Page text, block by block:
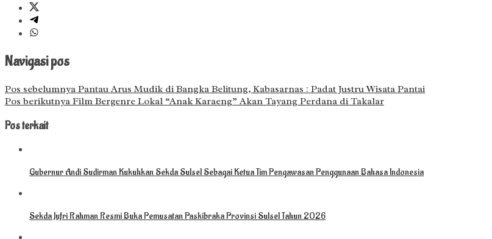
Navigasi pos
Pos sebelumnya Pantau Arus Mudik di Bangka Belitung, Kabasarnas : Padat Justru Wisata Pantai
Pos berikutnya Film Bergenre Lokal “Anak Karaeng” Akan Tayang Perdana di Takalar
Pos terkait
Gubernur Andi Sudirman Kukuhkan Sekda Sulsel Sebagai Ketua Tim Pengawasan Penggunaan Bahasa Indonesia
Sekda Jufri Rahman Resmi Buka Pemusatan Paskibraka Provinsi Sulsel Tahun 2026